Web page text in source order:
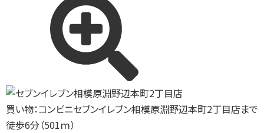
買い物：コンビニセブンイレブン相模原淵野辺本町2丁目店まで
徒歩6分（501ｍ）